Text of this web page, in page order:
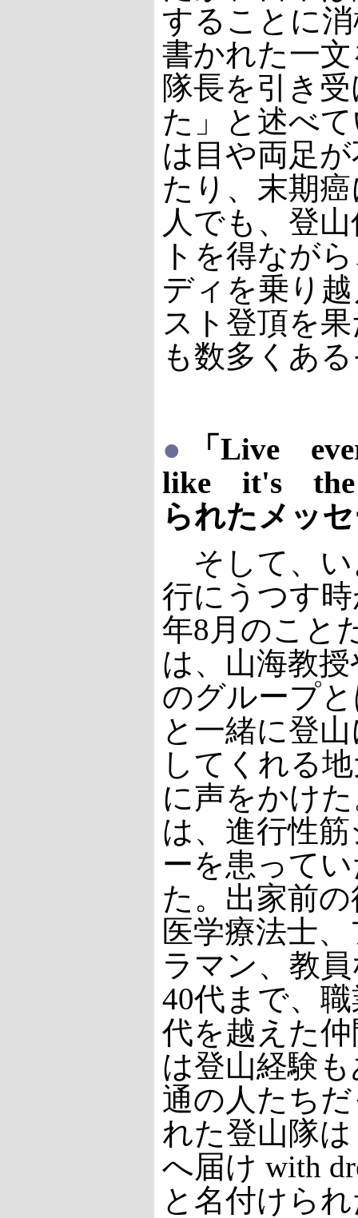
することに
書かれた一
隊長を引き
た」と述べ
は目や両足
たり、末期
人でも、登
トを得なが
ディを乗り
スト登頂を
も数多くあ
● 「Live
like it's the
られたメッ
そして、い
行にうつす
年8月のこと
は、山海教
のグループ
と一緒に登
してくれる
に声をかけ
は、進行性
ーを患って
た。出家前
医学療法士
ラマン、教
40代まで、
代を越えた
は登山経験
通の人たち
れた登山隊
へ届け with
と名付けら